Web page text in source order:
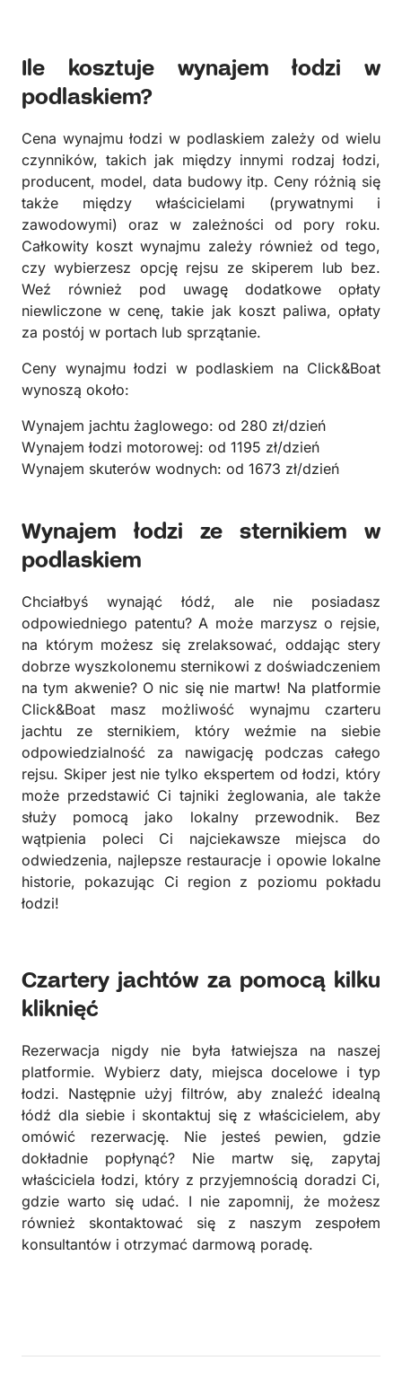
Ile kosztuje wynajem łodzi w
podlaskiem?
Cena wynajmu łodzi w podlaskiem zależy od wielu
czynników, takich jak między innymi rodzaj łodzi,
producent, model, data budowy itp. Ceny różnią się
także między właścicielami (prywatnymi i
zawodowymi) oraz w zależności od pory roku.
Całkowity koszt wynajmu zależy również od tego,
czy wybierzesz opcję rejsu ze skiperem lub bez.
Weź również pod uwagę dodatkowe opłaty
niewliczone w cenę, takie jak koszt paliwa, opłaty
za postój w portach lub sprzątanie.
Ceny wynajmu łodzi w podlaskiem na Click&Boat
wynoszą około:
Wynajem jachtu żaglowego: od 280 zł/dzień
Wynajem łodzi motorowej: od 1195 zł/dzień
Wynajem skuterów wodnych: od 1673 zł/dzień
Wynajem łodzi ze sternikiem w
podlaskiem
Chciałbyś wynająć łódź, ale nie posiadasz
odpowiedniego patentu? A może marzysz o rejsie,
na którym możesz się zrelaksować, oddając stery
dobrze wyszkolonemu sternikowi z doświadczeniem
na tym akwenie? O nic się nie martw! Na platformie
Click&Boat masz możliwość wynajmu czarteru
jachtu ze sternikiem, który weźmie na siebie
odpowiedzialność za nawigację podczas całego
rejsu. Skiper jest nie tylko ekspertem od łodzi, który
może przedstawić Ci tajniki żeglowania, ale także
służy pomocą jako lokalny przewodnik. Bez
wątpienia poleci Ci najciekawsze miejsca do
odwiedzenia, najlepsze restauracje i opowie lokalne
historie, pokazując Ci region z poziomu pokładu
łodzi!
Czartery jachtów za pomocą kilku
kliknięć
Rezerwacja nigdy nie była łatwiejsza na naszej
platformie. Wybierz daty, miejsca docelowe i typ
łodzi. Następnie użyj filtrów, aby znaleźć idealną
łódź dla siebie i skontaktuj się z właścicielem, aby
omówić rezerwację. Nie jesteś pewien, gdzie
dokładnie popłynąć? Nie martw się, zapytaj
właściciela łodzi, który z przyjemnością doradzi Ci,
gdzie warto się udać. I nie zapomnij, że możesz
również skontaktować się z naszym zespołem
konsultantów i otrzymać darmową poradę.